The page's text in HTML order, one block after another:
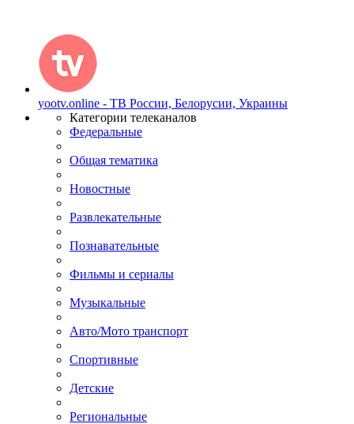
yootv.online - ТВ России, Белорусии, Украины
Категории телеканалов
Федеральные
Общая тематика
Новостные
Развлекательные
Познавательные
Фильмы и сериалы
Музыкальные
Авто/Мото транспорт
Спортивные
Детские
Региональные